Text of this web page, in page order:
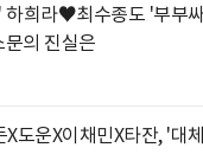
하희라♥최수종도 '부부
문의 진실은
X도운X이채민X타잔, '대